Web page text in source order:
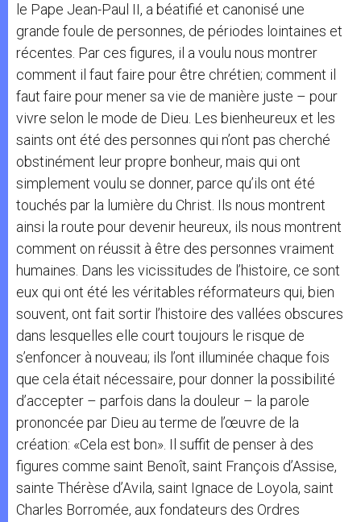
le Pape Jean-Paul II, a béatifié et canonisé une
grande foule de personnes, de périodes lointaines et
récentes. Par ces figures, il a voulu nous montrer
comment il faut faire pour être chrétien; comment il
faut faire pour mener sa vie de manière juste – pour
vivre selon le mode de Dieu. Les bienheureux et les
saints ont été des personnes qui n’ont pas cherché
obstinément leur propre bonheur, mais qui ont
simplement voulu se donner, parce qu’ils ont été
touchés par la lumière du Christ. Ils nous montrent
ainsi la route pour devenir heureux, ils nous montrent
comment on réussit à être des personnes vraiment
humaines. Dans les vicissitudes de l’histoire, ce sont
eux qui ont été les véritables réformateurs qui, bien
souvent, ont fait sortir l’histoire des vallées obscures
dans lesquelles elle court toujours le risque de
s’enfoncer à nouveau; ils l’ont illuminée chaque fois
que cela était nécessaire, pour donner la possibilité
d’accepter – parfois dans la douleur – la parole
prononcée par Dieu au terme de l’œuvre de la
création: «Cela est bon». Il suffit de penser à des
figures comme saint Benoît, saint François d’Assise,
sainte Thérèse d’Avila, saint Ignace de Loyola, saint
Charles Borromée, aux fondateurs des Ordres